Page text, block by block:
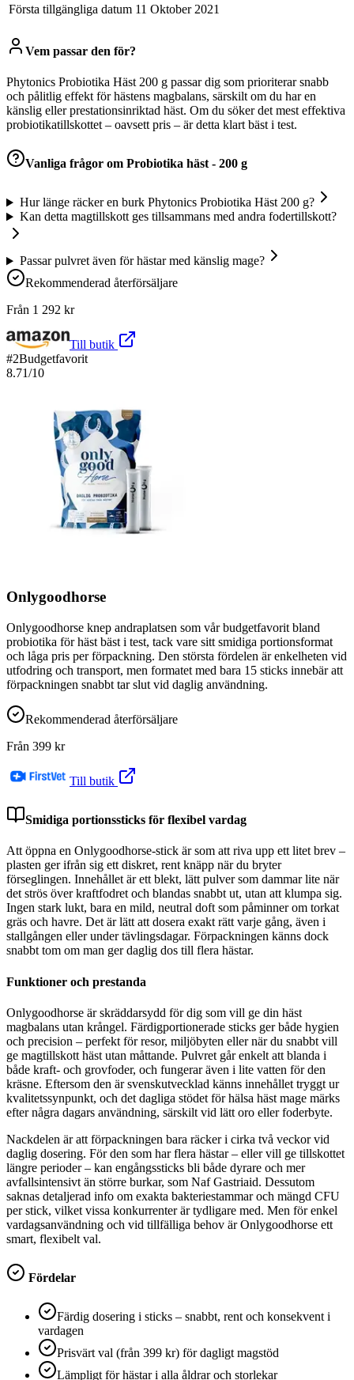
Första tillgängliga datum 11 Oktober 2021
Vem passar den för?
Phytonics Probiotika Häst 200 g passar dig som prioriterar snabb
och pålitlig effekt för hästens magbalans, särskilt om du har en
känslig eller prestationsinriktad häst. Om du söker det mest effektiva
probiotikatillskottet – oavsett pris – är detta klart bäst i test.
Vanliga frågor om Probiotika häst - 200 g
Hur länge räcker en burk Phytonics Probiotika Häst 200 g?
Kan detta magtillskott ges tillsammans med andra fodertillskott?
Passar pulvret även för hästar med känslig mage?
Rekommenderad återförsäljare
Från 1 292 kr
Till butik
#2Budgetfavorit
8.71/10
Onlygoodhorse
Onlygoodhorse knep andraplatsen som vår budgetfavorit bland
probiotika för häst bäst i test, tack vare sitt smidiga portionsformat
och låga pris per förpackning. Den största fördelen är enkelheten vid
utfodring och transport, men formatet med bara 15 sticks innebär att
förpackningen snabbt tar slut vid daglig användning.
Rekommenderad återförsäljare
Från 399 kr
Till butik
Smidiga portionssticks för flexibel vardag
Att öppna en Onlygoodhorse-stick är som att riva upp ett litet brev –
plasten ger ifrån sig ett diskret, rent knäpp när du bryter
förseglingen. Innehållet är ett blekt, lätt pulver som dammar lite när
det strös över kraftfodret och blandas snabbt ut, utan att klumpa sig.
Ingen stark lukt, bara en mild, neutral doft som påminner om torkat
gräs och havre. Det är lätt att dosera exakt rätt varje gång, även i
stallgången eller under tävlingsdagar. Förpackningen känns dock
snabbt tom om man ger daglig dos till flera hästar.
Funktioner och prestanda
Onlygoodhorse är skräddarsydd för dig som vill ge din häst
magbalans utan krångel. Färdigportionerade sticks ger både hygien
och precision – perfekt för resor, miljöbyten eller när du snabbt vill
ge magtillskott häst utan måttande. Pulvret går enkelt att blanda i
både kraft- och grovfoder, och fungerar även i lite vatten för den
kräsne. Eftersom den är svenskutvecklad känns innehållet tryggt ur
kvalitetssynpunkt, och det dagliga stödet för hälsa häst mage märks
efter några dagars användning, särskilt vid lätt oro eller foderbyte.
Nackdelen är att förpackningen bara räcker i cirka två veckor vid
daglig dosering. För den som har flera hästar – eller vill ge tillskottet
längre perioder – kan engångssticks bli både dyrare och mer
avfallsintensivt än större burkar, som Naf Gastriaid. Dessutom
saknas detaljerad info om exakta bakteriestammar och mängd CFU
per stick, vilket vissa konkurrenter är tydligare med. Men för enkel
vardagsanvändning och vid tillfälliga behov är Onlygoodhorse ett
smart, flexibelt val.
Fördelar
Färdig dosering i sticks – snabbt, rent och konsekvent i
vardagen
Prisvärt val (från 399 kr) för dagligt magstöd
Lämpligt för hästar i alla åldrar och storlekar